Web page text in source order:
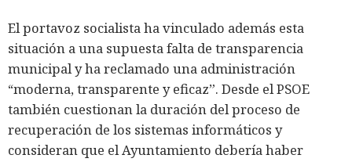
El portavoz socialista ha vinculado además esta
situación a una supuesta falta de transparencia
municipal y ha reclamado una administración
“moderna, transparente y eficaz”. Desde el PSOE
también cuestionan la duración del proceso de
recuperación de los sistemas informáticos y
consideran que el Ayuntamiento debería haber